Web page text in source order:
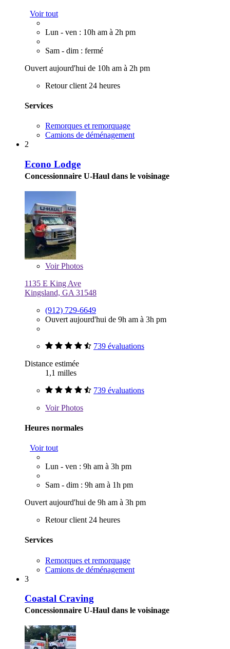
Voir tout
Lun - ven : 10h am à 2h pm
Sam - dim : fermé
Ouvert aujourd'hui de 10h am à 2h pm
Retour client 24 heures
Services
Remorques et remorquage
Camions de déménagement
2
Econo Lodge
Concessionnaire U-Haul dans le voisinage
VoirPhotos
1135 E King Ave
Kingsland, GA 31548
(912) 729-6649
Ouvert aujourd'hui de 9h am à 3h pm
739 évaluations
Distance estimée
1,1 milles
739 évaluations
VoirPhotos
Heures normales
Voir tout
Lun - ven : 9h am à 3h pm
Sam - dim : 9h am à 1h pm
Ouvert aujourd'hui de 9h am à 3h pm
Retour client 24 heures
Services
Remorques et remorquage
Camions de déménagement
3
Coastal Craving
Concessionnaire U-Haul dans le voisinage